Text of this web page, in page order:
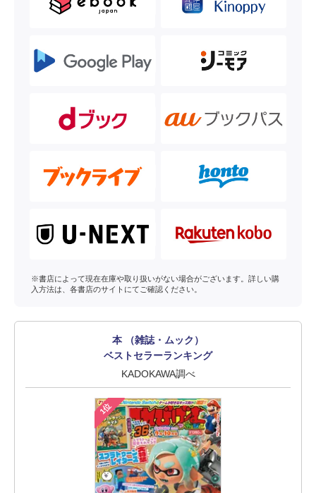
※書店によって現在在庫や取り扱いがない場合がございます。詳しい購
入方法は、各書店のサイトにてご確認ください。
本 （雑誌・ムック）
ベストセラーランキング
KADOKAWA調べ
1位